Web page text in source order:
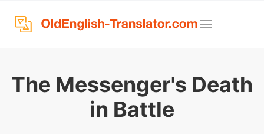
The Messenger's Death
in Battle